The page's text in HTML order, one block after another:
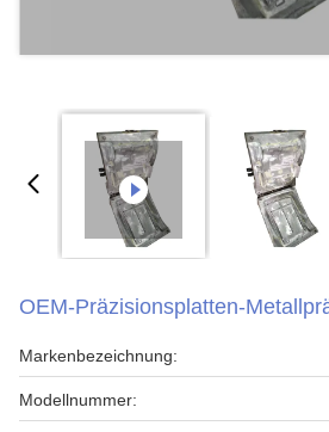
OEM-Präzisionsplatten-
Markenbezeichnung:
Modellnummer: